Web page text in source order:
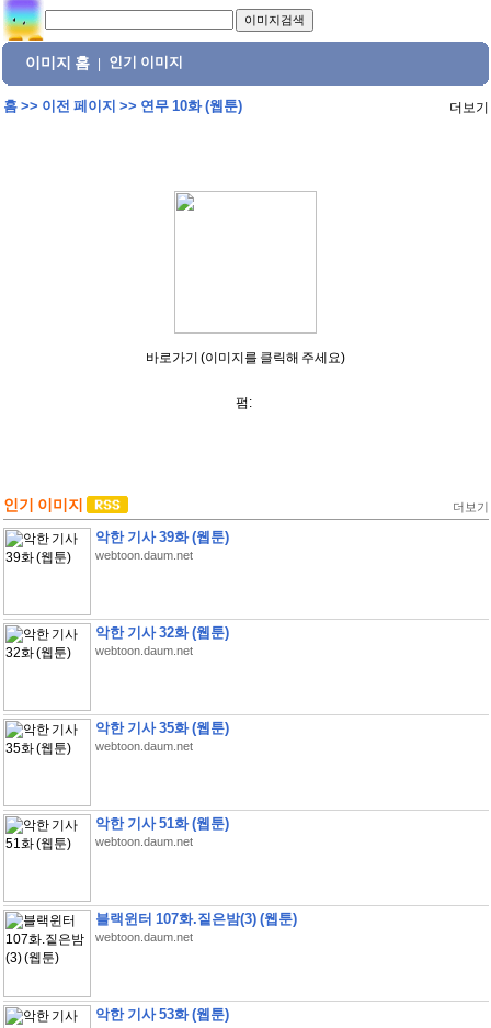
이미지 홈 인기 이미지
홈>> 이전 페이지 >> 연무 10화 (웹툰) 더보기
바로가기 (이미지를 클릭해 주세요)
펌:
인기 이미지 더보기
악한 기사 39화 (웹툰)
webtoon.daum.net
악한 기사 32화 (웹툰)
webtoon.daum.net
악한 기사 35화 (웹툰)
webtoon.daum.net
악한 기사 51화 (웹툰)
webtoon.daum.net
블랙윈터 107화.짙은밤(3) (웹툰)
webtoon.daum.net
악한 기사 53화 (웹툰)